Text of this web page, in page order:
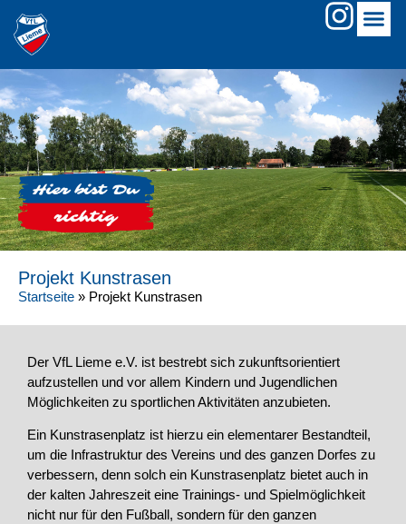
Projekt Kunstrasen
Startseite » Projekt Kunstrasen
Der VfL Lieme e.V. ist bestrebt sich zukunftsorientiert
aufzustellen und vor allem Kindern und Jugendlichen
Möglichkeiten zu sportlichen Aktivitäten anzubieten.
Ein Kunstrasenplatz ist hierzu ein elementarer Bestandteil,
um die Infrastruktur des Vereins und des ganzen Dorfes zu
verbessern, denn solch ein Kunstrasenplatz bietet auch in
der kalten Jahreszeit eine Trainings- und Spielmöglichkeit
nicht nur für den Fußball, sondern für den ganzen